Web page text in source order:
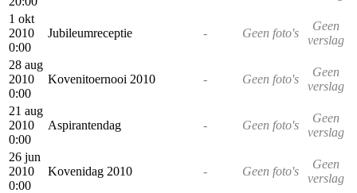
1 okt
2010
0:00
Jubileumreceptie - Geen foto's
Geen
verslag
28 aug
2010
0:00
Kovenitoernooi 2010 - Geen foto's
Geen
verslag
21 aug
2010
0:00
Aspirantendag - Geen foto's
Geen
verslag
26 jun
2010
0:00
Kovenidag 2010 - Geen foto's
Geen
verslag